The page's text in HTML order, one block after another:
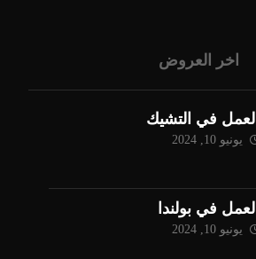
اخر العروض
العمل في التشيك
يونيو 10, 2024
العمل في بولندا
يونيو 10, 2024